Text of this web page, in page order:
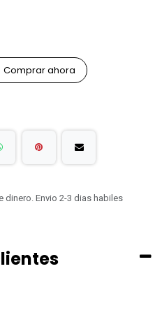
Comprar ahora
dinero. Envio 2-3 dias habiles